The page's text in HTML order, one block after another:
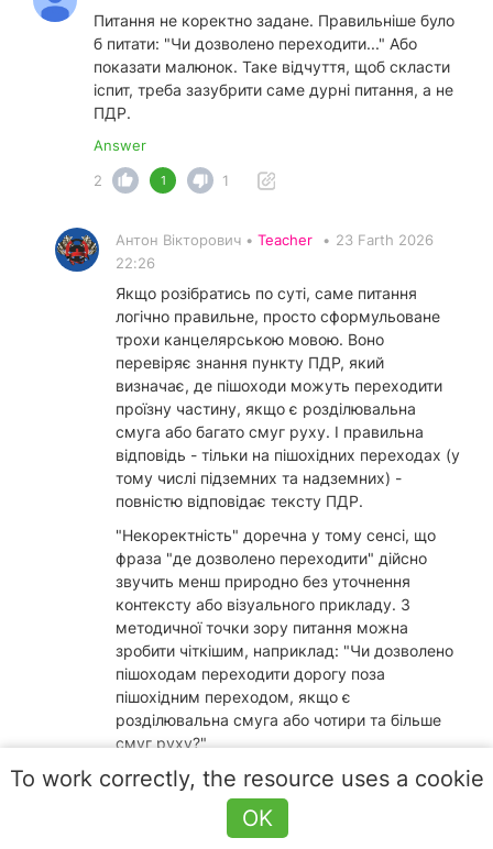
Питання не коректно задане. Правильніше було
б питати: "Чи дозволено переходити..." Або
показати малюнок. Таке відчуття, щоб скласти
іспит, треба зазубрити саме дурні питання, а не
ПДР.
Answer
2
1 1
Антон Вікторович • Teacher • 23 Farth 2026
22:26
Якщо розібратись по суті, саме питання
логічно правильне, просто сформульоване
трохи канцелярською мовою. Воно
перевіряє знання пункту ПДР, який
визначає, де пішоходи можуть переходити
проїзну частину, якщо є розділювальна
смуга або багато смуг руху. І правильна
відповідь - тільки на пішохідних переходах (у
тому числі підземних та надземних) -
повністю відповідає тексту ПДР.
"Некоректність" доречна у тому сенсі, що
фраза "де дозволено переходити" дійсно
звучить менш природно без уточнення
контексту або візуального прикладу. З
методичної точки зору питання можна
зробити чіткішим, наприклад: "Чи дозволено
пішоходам переходити дорогу поза
пішохідним переходом, якщо є
розділювальна смуга або чотири та більше
смуг руху?"
Але основна мета екзаменаційних тестів - не
ідеальна мова, а перевірка знання точних
вимог ПДР. Тому, навіть якщо
To work correctly, the resource uses a cookie
OK